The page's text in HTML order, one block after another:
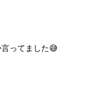
ってました😅